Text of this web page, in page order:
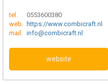
tel.
0553600380
web.
https://www.combicraft.nl
mail.
info@combicraft.nl
website